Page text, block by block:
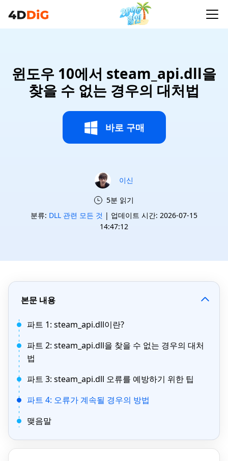
윈도우 10에서 steam_api.dll을
찾을 수 없는 경우의 대처법
바로 구매
이신
5분 읽기
분류: DLL 관련 모든 것 | 업데이트 시간: 2026-07-15
14:47:12
본문 내용
파트 1: steam_api.dll이란?
파트 2: steam_api.dll을 찾을 수 없는 경우의 대처
법
파트 3: steam_api.dll 오류를 예방하기 위한 팁
파트 4: 오류가 계속될 경우의 방법
맺음말